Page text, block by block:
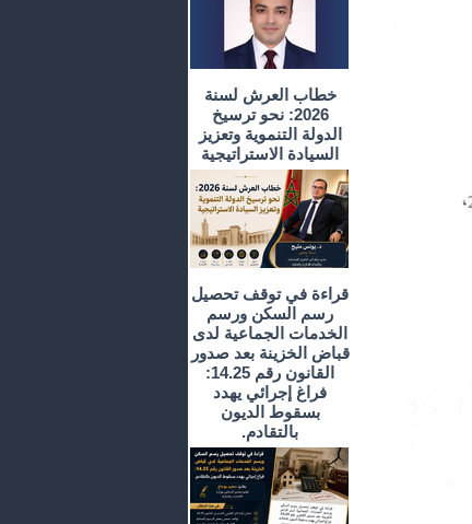
خطاب العرش لسنة
2026: نحو ترسيخ
الدولة التنموية وتعزيز
السيادة الاستراتيجية
قراءة في توقف تحصيل
رسم السكن ورسم
الخدمات الجماعية لدى
قباض الخزينة بعد صدور
القانون رقم 14.25:
فراغ إجرائي يهدد
بسقوط الديون
بالتقادم.